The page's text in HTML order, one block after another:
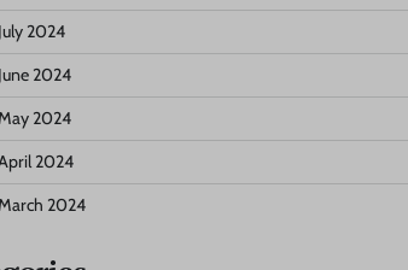
July 2024
June 2024
2024
2024
2024